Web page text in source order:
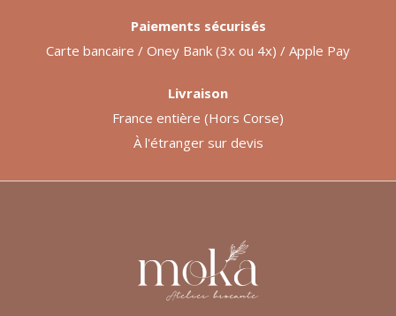
Paiements sécurisés
Carte bancaire / Oney Bank (3x ou 4x) / Apple Pay
Livraison
France entière (Hors Corse)
À l'étranger sur devis